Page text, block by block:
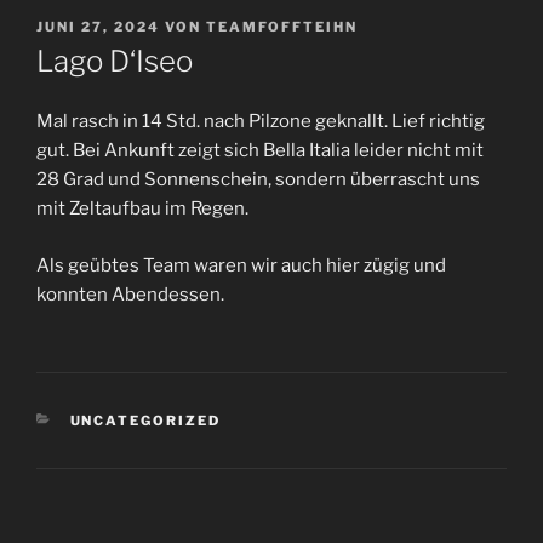
VERÖFFENTLICHT
AM
JUNI 27, 2024 VON TEAMFOFFTEIHN
Lago D‘Iseo
Mal rasch in 14 Std. nach Pilzone geknallt. Lief richtig
gut. Bei Ankunft zeigt sich Bella Italia leider nicht mit
28 Grad und Sonnenschein, sondern überrascht uns
mit Zeltaufbau im Regen.
Als geübtes Team waren wir auch hier zügig und
konnten Abendessen.
KATEGORIEN
UNCATEGORIZED